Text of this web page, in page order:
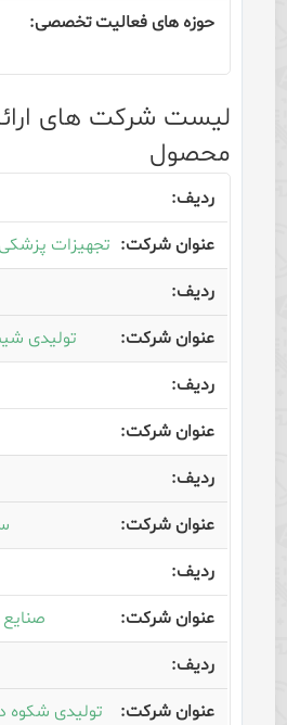
لیست شرکت های
محصول
تجهیزات پزشکی
تولیدی
تولیدی شکوه